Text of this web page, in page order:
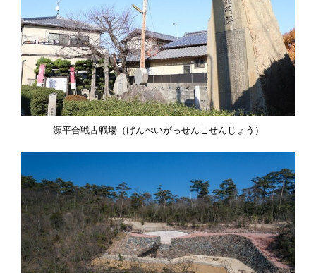
源平合戦古戦場（げんぺいがっせんこせんじょう）